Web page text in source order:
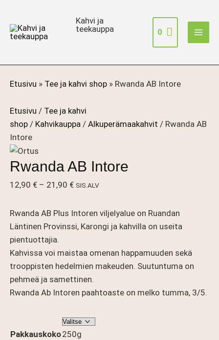
Kahvi ja
teekauppa
0
Etusivu » Tee ja kahvi shop » Rwanda AB Intore
Etusivu / Tee ja kahvi
shop / Kahvikauppa / Alkuperämaakahvit / Rwanda AB
Intore
Rwanda AB Intore
12,90 € – 21,90 €Hintaluokka:
-
21,90 €
SIS.ALV
Rwanda AB Plus Intoren viljelyalue on Ruandan
Läntinen Provinssi, Karongi ja kahvilla on useita
pientuottajia.
Kahvissa voi maistaa omenan happamuuden sekä
trooppisten hedelmien makeuden. Suutuntuma on
pehmeä ja samettinen.
Rwanda Ab Intoren paahtoaste on melko tumma, 3/5.
Pakkauskoko250g